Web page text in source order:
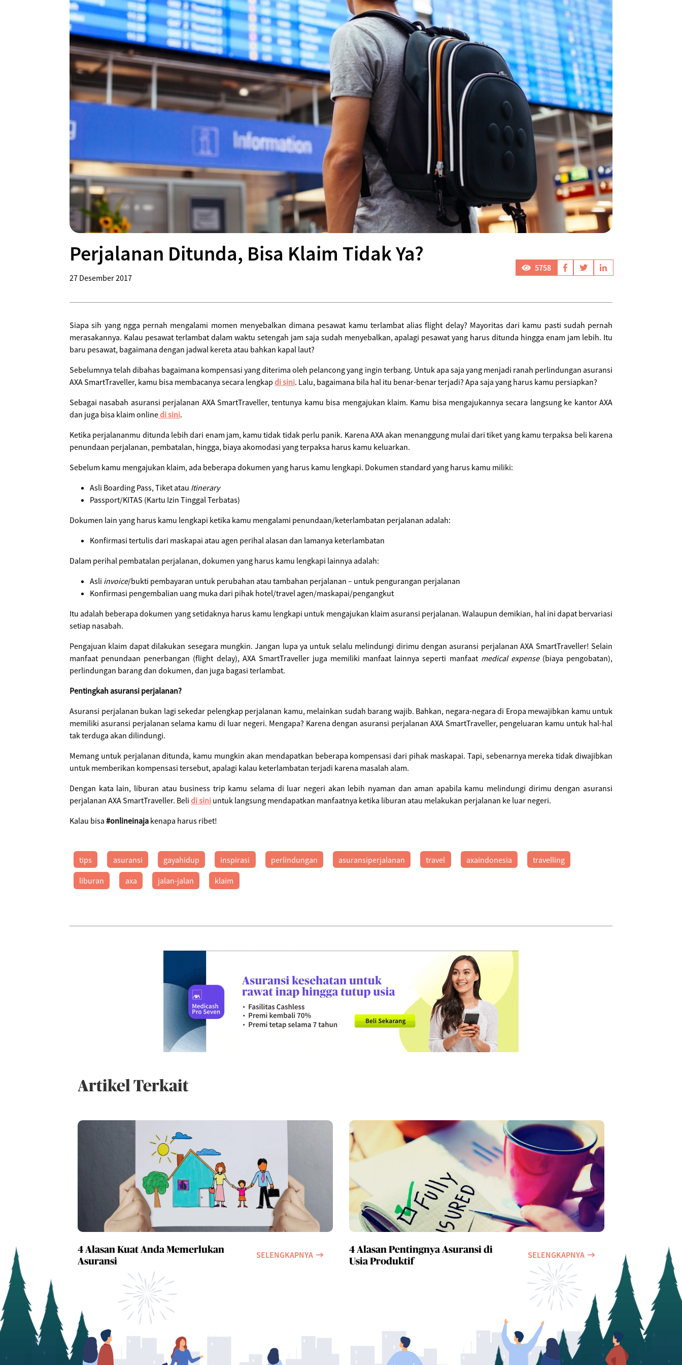
Perjalanan Ditunda, Bisa Klaim Tidak Ya?
27 Desember 2017
5758
Siapa sih yang ngga pernah mengalami momen menyebalkan dimana pesawat kamu terlambat alias flight delay? Mayoritas dari kamu pasti sudah pernah
merasakannya. Kalau pesawat terlambat dalam waktu setengah jam saja sudah menyebalkan, apalagi pesawat yang harus ditunda hingga enam jam lebih. Itu
baru pesawat, bagaimana dengan jadwal kereta atau bahkan kapal laut?
Sebelumnya telah dibahas bagaimana kompensasi yang diterima oleh pelancong yang ingin terbang. Untuk apa saja yang menjadi ranah perlindungan asuransi
AXA SmartTraveller, kamu bisa membacanya secara lengkap di sini. Lalu, bagaimana bila hal itu benar-benar terjadi? Apa saja yang harus kamu persiapkan?
Sebagai nasabah asuransi perjalanan AXA SmartTraveller, tentunya kamu bisa mengajukan klaim. Kamu bisa mengajukannya secara langsung ke kantor AXA
dan juga bisa klaim onlinedi sini.
Ketika perjalananmu ditunda lebih dari enam jam, kamu tidak tidak perlu panik. Karena AXA akan menanggung mulai dari tiket yang kamu terpaksa beli karena
penundaan perjalanan, pembatalan, hingga, biaya akomodasi yang terpaksa harus kamu keluarkan.
Sebelum kamu mengajukan klaim, ada beberapa dokumen yang harus kamu lengkapi. Dokumen standard yang harus kamu miliki:
Asli Boarding Pass, Tiket atau Itinerary
Passport/KITAS (Kartu Izin Tinggal Terbatas)
Dokumen lain yang harus kamu lengkapi ketika kamu mengalami penundaan/keterlambatan perjalanan adalah:
Konfirmasi tertulis dari maskapai atau agen perihal alasan dan lamanya keterlambatan
Dalam perihal pembatalan perjalanan, dokumen yang harus kamu lengkapi lainnya adalah:
Asli invoice/bukti pembayaran untuk perubahan atau tambahan perjalanan – untuk pengurangan perjalanan
Konfirmasi pengembalian uang muka dari pihak hotel/travel agen/maskapai/pengangkut
Itu adalah beberapa dokumen yang setidaknya harus kamu lengkapi untuk mengajukan klaim asuransi perjalanan. Walaupun demikian, hal ini dapat bervariasi
setiap nasabah.
Pengajuan klaim dapat dilakukan sesegara mungkin. Jangan lupa ya untuk selalu melindungi dirimu dengan asuransi perjalanan AXA SmartTraveller! Selain
manfaat penundaan penerbangan (flight delay), AXA SmartTraveller juga memiliki manfaat lainnya seperti manfaat medical expense(biaya pengobatan),
perlindungan barang dan dokumen, dan juga bagasi terlambat.
Pentingkah asuransi perjalanan?
Asuransi perjalanan bukan lagi sekedar pelengkap perjalanan kamu, melainkan sudah barang wajib. Bahkan, negara-negara di Eropa mewajibkan kamu untuk
memiliki asuransi perjalanan selama kamu di luar negeri. Mengapa? Karena dengan asuransi perjalanan AXA SmartTraveller, pengeluaran kamu untuk hal-hal
tak terduga akan dilindungi.
Memang untuk perjalanan ditunda, kamu mungkin akan mendapatkan beberapa kompensasi dari pihak maskapai. Tapi, sebenarnya mereka tidak diwajibkan
untuk memberikan kompensasi tersebut, apalagi kalau keterlambatan terjadi karena masalah alam.
Dengan kata lain, liburan atau business trip kamu selama di luar negeri akan lebih nyaman dan aman apabila kamu melindungi dirimu dengan asuransi
perjalanan AXA SmartTraveller. Beli di sini untuk langsung mendapatkan manfaatnya ketika liburan atau melakukan perjalanan ke luar negeri.
Kalau bisa #onlineinaja kenapa harus ribet!
tips asuransi gayahidup inspirasi perlindungan asuransiperjalanan travel axaindonesia travelling
liburan axa jalan-jalan klaim
Artikel Terkait
4 Alasan Kuat Anda Memerlukan
Asuransi
SELENGKAPNYA
4 Alasan Pentingnya Asuransi di
Usia Produktif
SELENGKAPNYA